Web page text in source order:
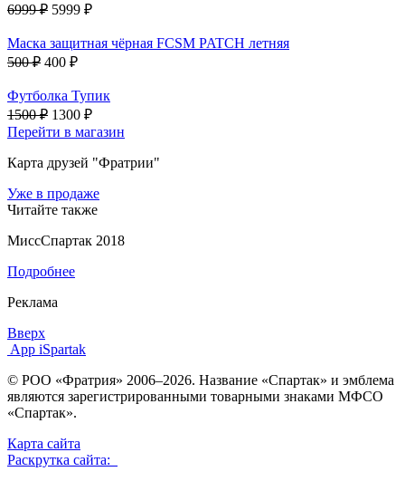
6999 ₽ 5999 ₽
Маска защитная чёрная FCSM PATCH летняя
500 ₽ 400 ₽
Футболка Тупик
1500 ₽ 1300 ₽
Перейти в магазин
Карта друзей "Фратрии"
Уже в продаже
Читайте также
МиссСпартак 2018
Подробнее
Реклама
Вверх
App iSpartak
© РОО «Фратрия» 2006–2026. Название «Спартак» и эмблема
являются зарегистрированными товарными знаками МФСО
«Спартак».
Карта сайта
Раскрутка сайта: